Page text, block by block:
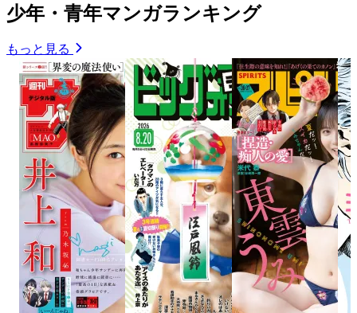
少年・青年マンガランキング
もっと見る